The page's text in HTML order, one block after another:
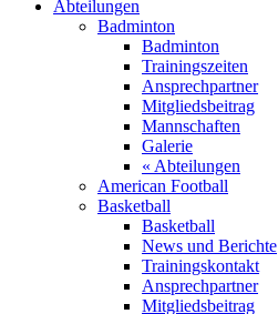
Abteilungen
Badminton
Badminton
Trainingszeiten
Ansprechpartner
Mitgliedsbeitrag
Mannschaften
Galerie
« Abteilungen
American Football
Basketball
Basketball
News und Berichte
Trainingskontakt
Ansprechpartner
Mitgliedsbeitrag